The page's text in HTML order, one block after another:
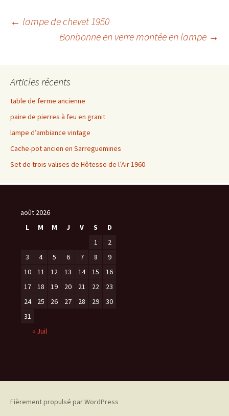
Navigation
articles
← lampe de chevet 1950
Bonbonne en verre montée en lampe →
Articles récents
table de ferme ancienne
paire de pierres à feu en granit
lampe d’ambiance vintage
Cache-pot ancien en Sarreguemines
Set de trois valises de Hôtesse de l’Air 1960
août 2026
L
M M J V S
D
1
2
3
4 5 6 7 8
9
10
11 12 13 14 15
16
17
18 19 20 21 22
23
24
25 26 27 28 29
30
31
« Juil
Fièrement propulsé par WordPress